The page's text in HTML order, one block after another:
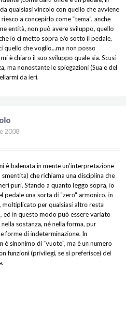
qualsiasi vincolo con quello che avviene
a concepirlo come "tema", anche
entità, non può avere sviluppo, quello
io ci metto sopra e/o sotto il pedale,
quello che voglio...ma non posso
è chiaro il suo sviluppo quale sia. Scusi
ma nonostante le spiegazioni (Sua e del
da ieri.
2008
è balenata in mente un'interpretazione
che richiama una disciplina che
puri. Stando a quanto leggo sopra, io
pedale una sorta di "zero" armonico, in
moltiplicato per qualsiasi altro resta
ed in questo modo può essere variato
sostanza, né nella forma, pur
forme di indeterminazione. In
è sinonimo di "vuoto", ma è un numero
funzioni (privilegi, se si preferisce) del